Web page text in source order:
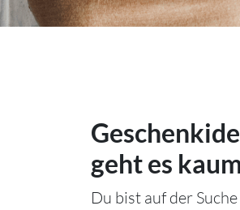
geht es
Du bist auf der